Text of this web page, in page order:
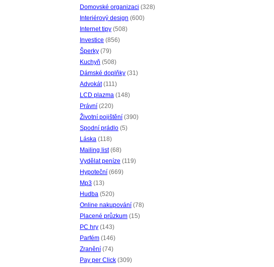
Domovské organizaci (328)
Interiérový design (600)
Internet tipy (508)
Investice (856)
Šperky (79)
Kuchyň (508)
Dámské doplňky (31)
Advokát(111)
LCD plazma (148)
Právní (220)
Životní pojištění (390)
Spodní prádlo (5)
Láska (118)
Mailing list(68)
Vydělat peníze (119)
Hypoteční (669)
Mp3 (13)
Hudba (520)
Online nakupování (78)
Placené průzkum (15)
PC hry (143)
Parfém (146)
Zranění (74)
Pay per Click (309)